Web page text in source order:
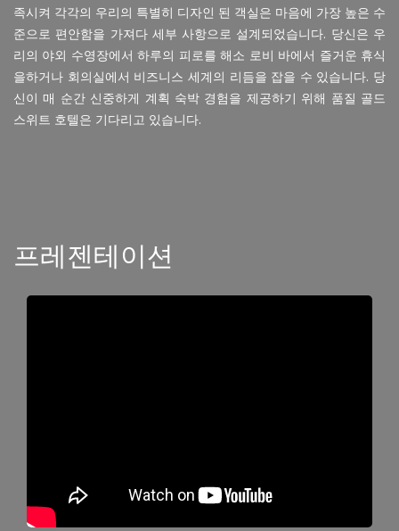
족시켜 각각의 우리의 특별히 디자인 된 객실은 마음에 가장 높은 수
준으로 편안함을 가져다 세부 사항으로 설계되었습니다. 당신은 우
리의 야외 수영장에서 하루의 피로를 해소 로비 바에서 즐거운 휴식
을하거나 회의실에서 비즈니스 세계의 리듬을 잡을 수 있습니다. 당
신이 매 순간 신중하게 계획 숙박 경험을 제공하기 위해 품질 골드
스위트 호텔은 기다리고 있습니다.
프레젠테이션